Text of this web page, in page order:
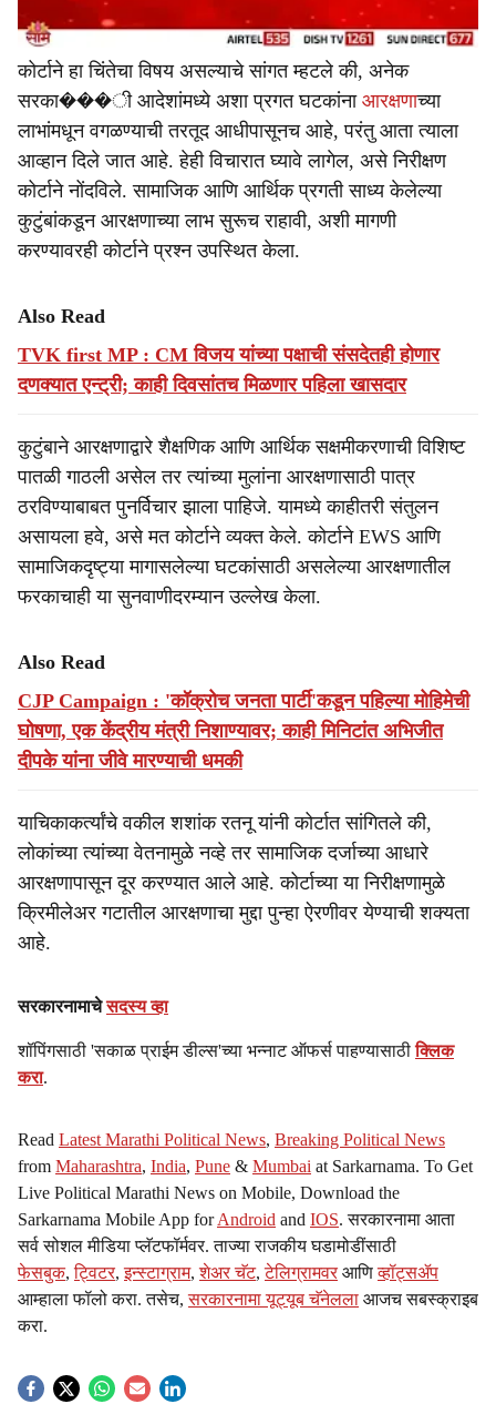
कोर्टाने हा चिंतेचा विषय असल्याचे सांगत म्हटले की, अनेक
सरका���ी आदेशांमध्ये अशा प्रगत घटकांना आरक्षणाच्या
लाभांमधून वगळण्याची तरतूद आधीपासूनच आहे, परंतु आता त्याला
आव्हान दिले जात आहे. हेही विचारात घ्यावे लागेल, असे निरीक्षण
कोर्टाने नोंदविले. सामाजिक आणि आर्थिक प्रगती साध्य केलेल्या
कुटुंबांकडून आरक्षणाच्या लाभ सुरूच राहावी, अशी मागणी
करण्यावरही कोर्टाने प्रश्न उपस्थित केला.
Also Read
TVK first MP : CM विजय यांच्या पक्षाची संसदेतही होणार
दणक्यात एन्ट्री; काही दिवसांतच मिळणार पहिला खासदार
कुटुंबाने आरक्षणाद्वारे शैक्षणिक आणि आर्थिक सक्षमीकरणाची विशिष्ट
पातळी गाठली असेल तर त्यांच्या मुलांना आरक्षणासाठी पात्र
ठरविण्याबाबत पुनर्विचार झाला पाहिजे. यामध्ये काहीतरी संतुलन
असायला हवे, असे मत कोर्टाने व्यक्त केले. कोर्टाने EWS आणि
सामाजिकदृष्ट्या मागासलेल्या घटकांसाठी असलेल्या आरक्षणातील
फरकाचाही या सुनवाणीदरम्यान उल्लेख केला.
Also Read
CJP Campaign : 'कॉक्रोच जनता पार्टी'कडून पहिल्या मोहिमेची
घोषणा, एक केंद्रीय मंत्री निशाण्यावर; काही मिनिटांत अभिजीत
दीपके यांना जीवे मारण्याची धमकी
याचिकाकर्त्यांचे वकील शशांक रतनू यांनी कोर्टात सांगितले की,
लोकांच्या त्यांच्या वेतनामुळे नव्हे तर सामाजिक दर्जाच्या आधारे
आरक्षणापासून दूर करण्यात आले आहे. कोर्टाच्या या निरीक्षणामुळे
क्रिमीलेअर गटातील आरक्षणाचा मुद्दा पुन्हा ऐरणीवर येण्याची शक्यता
आहे.
सरकारनामाचेसदस्य व्हा
शॉपिंगसाठी 'सकाळ प्राईम डील्स'च्या भन्नाट ऑफर्स पाहण्यासाठीक्लिक
करा.
Read Latest Marathi Political News, Breaking Political News
from Maharashtra, India, Pune & Mumbai at Sarkarnama. To Get
Live Political Marathi News on Mobile, Download the
Sarkarnama Mobile App forAndroid and IOS. सरकारनामा आता
सर्व सोशल मीडिया प्लॅटफॉर्मवर. ताज्या राजकीय घडामोडींसाठी
फेसबुक,ट्विटर,इन्स्टाग्राम,शेअर चॅट,टेलिग्रामवर आणिव्हॉट्सॲप
आम्हाला फॉलो करा. तसेच,सरकारनामा यूट्यूब चॅनेलला आजच सबस्क्राइब
करा.